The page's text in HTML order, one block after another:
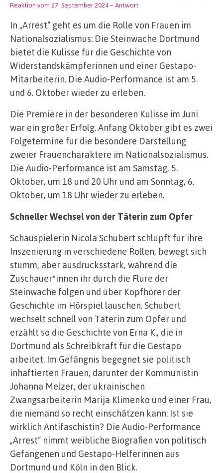
Reaktion vom 27. September 2024– Antwort
In „Arrest“ geht es um die Rolle von Frauen im
Nationalsozialismus: Die Steinwache Dortmund
bietet die Kulisse für die Geschichte von
Widerstandskämpferinnen und einer Gestapo-
Mitarbeiterin. Die Audio-Performance ist am 5.
und 6. Oktober wieder zu erleben.
Die Premiere in der besonderen Kulisse im Juni
war ein großer Erfolg. Anfang Oktober gibt es zwei
Folgetermine für die besondere Darstellung
zweier Frauencharaktere im Nationalsozialismus.
Die Audio-Performance ist am Samstag, 5.
Oktober, um 18 und 20 Uhr und am Sonntag, 6.
Oktober, um 18 Uhr wieder zu erleben.
Schneller Wechsel von der Täterin zum Opfer
Schauspielerin Nicola Schubert schlüpft für ihre
Inszenierung in verschiedene Rollen, bewegt sich
stumm, aber ausdrucksstark, während die
Zuschauer*innen ihr durch die Flure der
Steinwache folgen und über Kopfhörer der
Geschichte im Hörspiel lauschen. Schubert
wechselt schnell von Täterin zum Opfer und
erzählt so die Geschichte von Erna K., die in
Dortmund als Schreibkraft für die Gestapo
arbeitet. Im Gefängnis begegnet sie politisch
inhaftierten Frauen, darunter der Kommunistin
Johanna Melzer, der ukrainischen
Zwangsarbeiterin Marija Klimenko und einer Frau,
die niemand so recht einschätzen kann: Ist sie
wirklich Antifaschistin? Die Audio-Performance
„Arrest“ nimmt weibliche Biografien von politisch
Gefangenen und Gestapo-Helferinnen aus
Dortmund und Köln in den Blick.